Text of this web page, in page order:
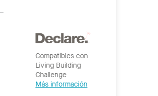
Compatibles con
Living Building
Challenge
Más información